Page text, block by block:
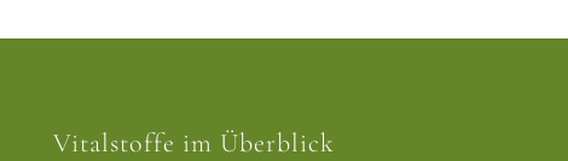
Vitalstoffe im Überblick